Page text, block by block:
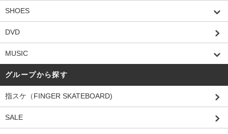
SHOES
DVD
MUSIC
グループから探す
指スケ（FINGER SKATEBOARD)
SALE